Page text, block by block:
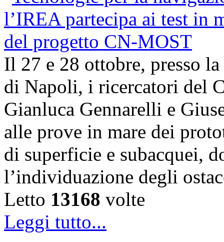
Il 27 e 28 ottobre, presso
di Napoli, i ricercatori del
Gianluca Gennarelli e
alle prove in mare dei
di superficie e subacquei,
l’individuazione degli
Letto 13168 volte
Leggi tutto...